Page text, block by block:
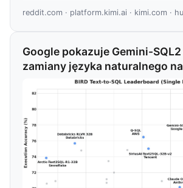
reddit.com · platform.kimi.ai · kimi.com ·
Google pokazuje Gemini-SQL2
zamiany języka naturalnego